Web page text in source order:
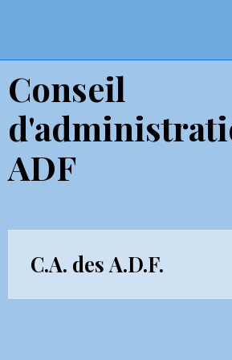
Conseil
ADF
C.A. des A.D.F.